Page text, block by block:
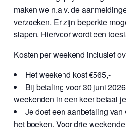
maken we n.a.v. de
verzoeken. Er zijn beperkte
slapen. Hiervoor wordt een
Kosten per weekend inclusief
Het weekend kost €565,-
Bij betaling voor 30 juni
weekenden in een keer betaal
Je doet een aanbetaling
het boeken. Voor drie